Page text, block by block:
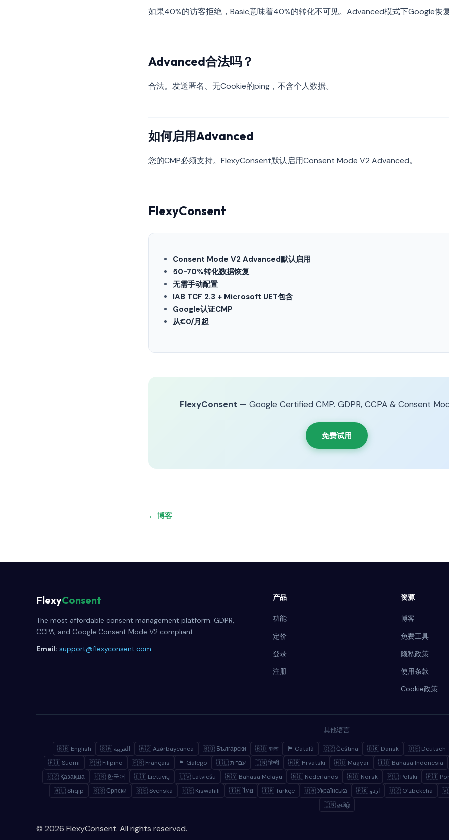
如果40%的访客拒绝，Basic意味着40%的转化不可见。Advanced模式下Google恢复
Advanced合法吗？
合法。发送匿名、无Cookie的ping，不含个人数据。
如何启用Advanced
您的CMP必须支持。FlexyConsent默认启用Consent Mode V2 Advanced。
FlexyConsent
Consent Mode V2 Advanced默认启用
50-70%转化数据恢复
无需手动配置
IAB TCF 2.3 + Microsoft UET包含
Google认证CMP
从€0/月起
FlexyConsent — Google Certified CMP. GDPR, CCPA & Consent
免费试用
← 博客
FlexyConsent
The most affordable consent management platform. GDPR,
CCPA, and Google Consent Mode V2 compliant.
Email: support@flexyconsent.com
产品
功能
定价
登录
注册
资源
博客
免费工具
隐私政策
使用条款
Cookie政策
其他语言
🇬🇧 English 🇸🇦 العربية 🇦🇿 Azərbaycanca 🇧🇬 Български 🇧🇩 বাংলা 🏴 Català 🇨🇿 Čeština 🇩🇰 Dansk 🇩🇪 Deutsch
🇫🇮 Suomi
🇵🇭 Filipino 🇫🇷 Français 🏴 Galego 🇮🇱 עברית 🇮🇳 हिन्दी 🇭🇷 Hrvatski 🇭🇺 Magyar 🇮🇩 Bahasa Indonesia
🇰🇿 Қазақша
🇰🇷 한국어 🇱🇹 Lietuvių 🇱🇻 Latviešu 🇲🇾 Bahasa Melayu 🇳🇱 Nederlands 🇳🇴 Norsk 🇵🇱 Polski 🇵🇹
🇦🇱 Shqip
🇷🇸 Српски 🇸🇪 Svenska 🇰🇪 Kiswahili 🇹🇭 ไทย 🇹🇷 Türkçe 🇺🇦 Українська 🇵🇰 اردو 🇺🇿 Oʻzbekcha
🇮🇳 தமிழ்
© 2026 FlexyConsent. All rights reserved.